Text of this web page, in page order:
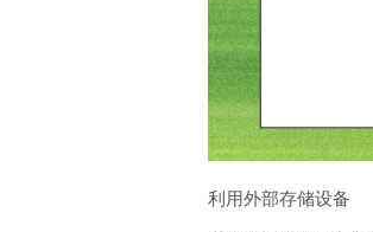
利用外部存储设备